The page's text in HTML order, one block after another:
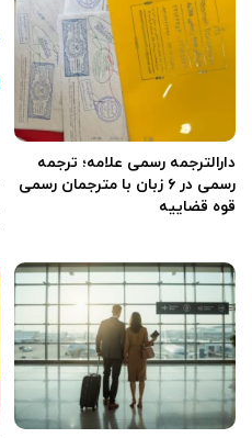
دارالترجمه رسمی علامه؛ ترجمه
رسمی در ۶ زبان با مترجمان رسمی
قوه قضاییه